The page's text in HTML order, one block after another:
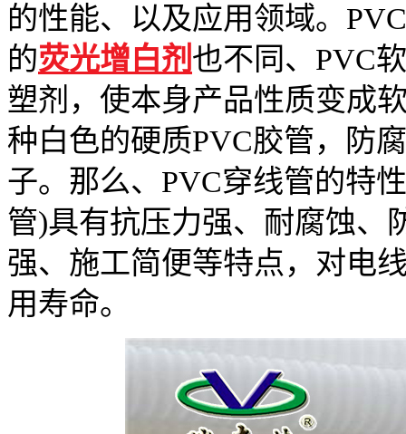
的性能、以及应用领域。
的荧光增白剂 也不同、PVC
塑剂，使本身产品性质变成
种白色的硬质PVC胶管，防
子。那么、PVC穿线管的特
管)具有抗压力强、耐腐蚀、
强、施工简便等特点，对电
用寿命。